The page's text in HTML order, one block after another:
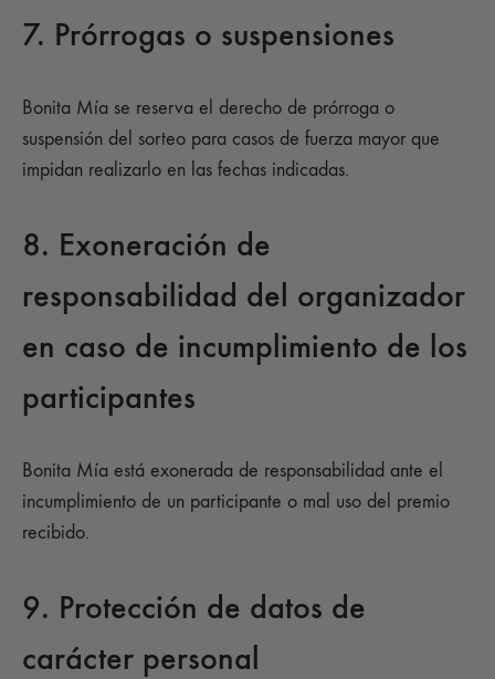
7. Prórrogas o suspensiones
Bonita Mía se reserva el derecho de prórroga o
suspensión del sorteo para casos de fuerza mayor que
impidan realizarlo en las fechas indicadas.
8. Exoneración de
responsabilidad del organizador
en caso de incumplimiento de los
participantes
Bonita Mía está exonerada de responsabilidad ante el
incumplimiento de un participante o mal uso del premio
recibido.
9. Protección de datos de
carácter personal